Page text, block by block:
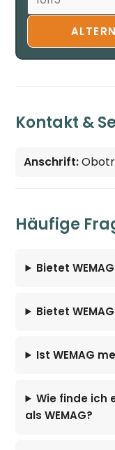
Kontakt &
Anschrift:
Häufige
Bietet
Bietet
Ist WEMAG
Wie finde ich
als WEMAG?